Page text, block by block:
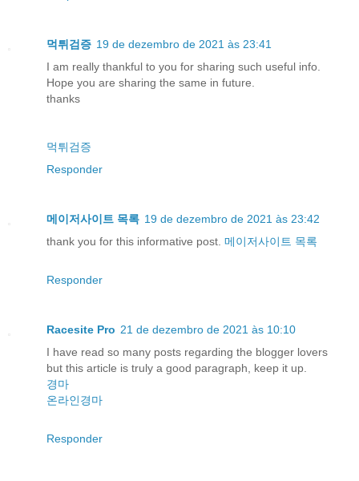
먹튀검증 19 de dezembro de 2021 às 23:41
I am really thankful to you for sharing such useful info.
Hope you are sharing the same in future.
thanks
먹튀검증
Responder
메이저사이트 목록 19 de dezembro de 2021 às 23:42
thank you for this informative post. 메이저사이트 목록
Responder
Racesite Pro 21 de dezembro de 2021 às 10:10
I have read so many posts regarding the blogger lovers
but this article is truly a good paragraph, keep it up.
경마
온라인경마
Responder